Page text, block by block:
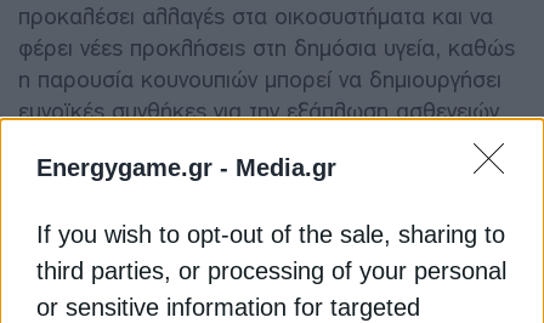
Energygame.gr - Media.gr
If you wish to opt-out of the sale, sharing to
third parties, or processing of your personal
or sensitive information for targeted
προκαλέσει αλλαγές στα οικοσυστήματα και να
φέρει νέες προκλήσεις στη δημόσια υγεία, καθώς
η παρουσία κουνουπιών μπορεί να δημιουργήσει
ευνοϊκές συνθήκες για την εξάπλωση ασθενειών
θεωρούνταν ασφαλής από αυτά τα έντομα, τώρα
αντιμετωπίζει την πραγματικότητα ενός πιο θερμού
και βιολογικά δυναμικού περιβάλλοντος,